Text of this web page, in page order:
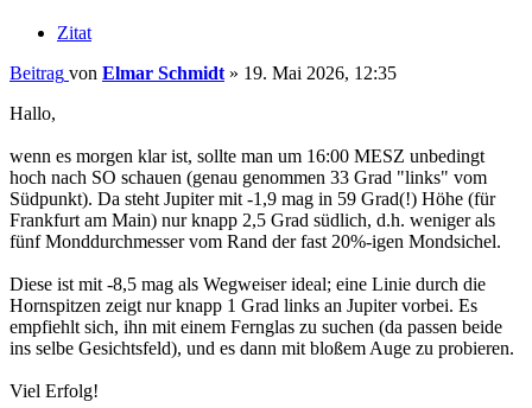
Zitat
Beitrag von Elmar Schmidt » 19. Mai 2026, 12:35
Hallo,
wenn es morgen klar ist, sollte man um 16:00 MESZ unbedingt
hoch nach SO schauen (genau genommen 33 Grad "links" vom
Südpunkt). Da steht Jupiter mit -1,9 mag in 59 Grad(!) Höhe (für
Frankfurt am Main) nur knapp 2,5 Grad südlich, d.h. weniger als
fünf Monddurchmesser vom Rand der fast 20%-igen Mondsichel.
Diese ist mit -8,5 mag als Wegweiser ideal; eine Linie durch die
Hornspitzen zeigt nur knapp 1 Grad links an Jupiter vorbei. Es
empfiehlt sich, ihn mit einem Fernglas zu suchen (da passen beide
ins selbe Gesichtsfeld), und es dann mit bloßem Auge zu probieren.
Viel Erfolg!